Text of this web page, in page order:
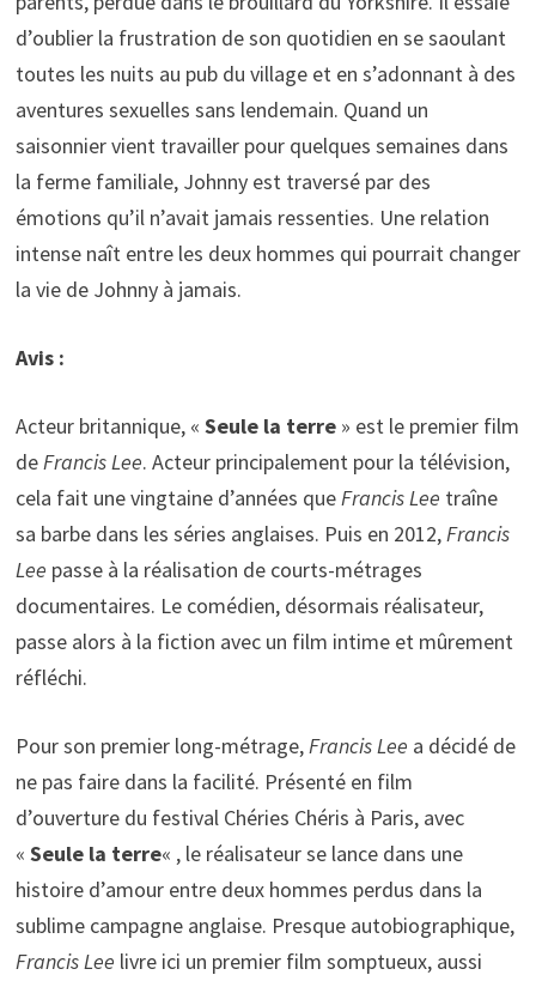
d’oublier la frustration de son quotidien en se saoulant
toutes les nuits au pub du village et en s’adonnant à des
aventures sexuelles sans lendemain. Quand un
saisonnier vient travailler pour quelques semaines dans
la ferme familiale, Johnny est traversé par des
émotions qu’il n’avait jamais ressenties. Une relation
intense naît entre les deux hommes qui pourrait changer
la vie de Johnny à jamais.
Avis :
Acteur britannique, « Seule la terre» est le premier film
deFrancis Lee. Acteur principalement pour la télévision,
cela fait une vingtaine d’années queFrancis Lee traîne
sa barbe dans les séries anglaises. Puis en 2012,Francis
Lee passe à la réalisation de courts-métrages
documentaires. Le comédien, désormais réalisateur,
passe alors à la fiction avec un film intime et mûrement
réfléchi.
Pour son premier long-métrage,Francis Lee a décidé de
ne pas faire dans la facilité. Présenté en film
d’ouverture du festival Chéries Chéris à Paris, avec
« Seule la terre« , le réalisateur se lance dans une
histoire d’amour entre deux hommes perdus dans la
sublime campagne anglaise. Presque autobiographique,
Francis Lee livre ici un premier film somptueux, aussi